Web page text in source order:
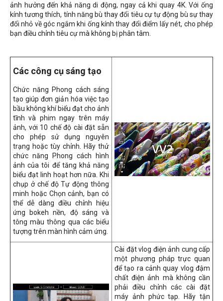
ảnh hưởng đến khả năng di động, ngay cả khi quay 4K. Với ống
kính tương thích, tính năng bù thay đổi tiêu cự tự động bù sự thay
đổi nhỏ về góc ngắm khi ống kính thay đổi điểm lấy nét, cho phép
bạn điều chỉnh tiêu cự mà không bị phân tâm.
Các công cụ sáng tạo
Chức năng Phong cách sáng
tạo giúp đơn giản hóa việc tạo
bầu không khí biểu đạt cho ảnh
tĩnh và phim ngay trên máy
ảnh, với 10 chế độ cài đặt sẵn
cho phép sử dụng nguyên
trạng hoặc tùy chỉnh. Hãy thử
chức năng Phong cách hình
ảnh của tôi để tăng khả năng
biểu đạt linh hoạt hơn nữa. Khi
chụp ở chế độ Tự động thông
minh hoặc Chọn cảnh, bạn có
thể dễ dàng điều chỉnh hiệu
ứng bokeh nền, độ sáng và
tông màu thông qua các biểu
tượng trên màn hình cảm ứng.
Cài đặt vlog điện ảnh cung cấp
một phương pháp trực quan
để tạo ra cảnh quay vlog đậm
chất điện ảnh mà không cần
phải điều chỉnh các cài đặt
máy ảnh phức tạp. Hãy tận